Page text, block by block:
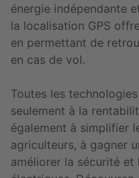
énergie indépendante
la localisation GPS
en permettant de
en cas de vol.
Toutes les
seulement à la
également à simplifier
agriculteurs, à gagner
améliorer la sécurité